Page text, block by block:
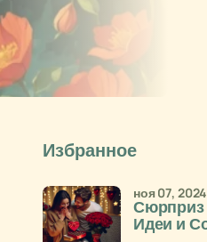
Избранное
Сюрприз
Идеи и
ноя 07, 2024